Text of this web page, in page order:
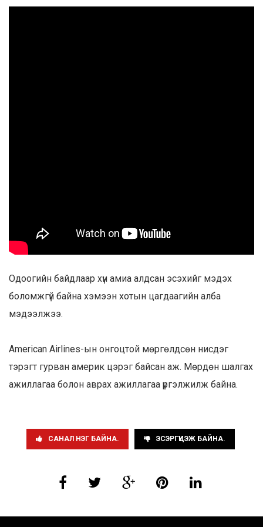
Одоогийн байдлаар хүн амиа алдсан эсэхийг мэдэх
боломжгүй байна хэмээн хотын цагдаагийн алба
мэдээлжээ.
American Airlines-ын онгоцтой мөргөлдсөн нисдэг
тэрэгт гурван америк цэрэг байсан аж. Мөрдөн шалгах
ажиллагаа болон аврах ажиллагаа үргэлжилж байна.
САНАЛ НЭГ БАЙНА. ЭСЭРГҮҮЦЭЖ БАЙНА.